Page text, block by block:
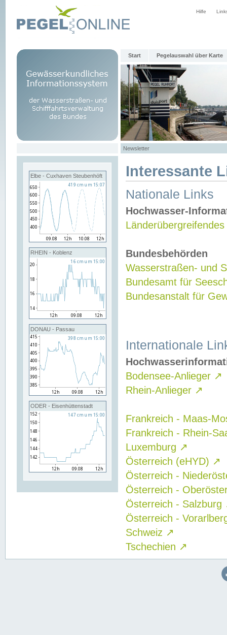
Hilfe
Start Pegelauswahl über Karte
Newsletter
Elbe - Cuxhaven Steubenhöft
RHEIN - Koblenz
DONAU - Passau
ODER - Eisenhüttenstadt
Interessante
Nationale Links
Hochwasser-
Bundesbehörden
Wasserstraßen- und
Bundesamt für
Bundesanstalt für
Internationale
Bodensee-Anlieger ↗
Rhein-Anlieger ↗
Frankreich - Maas-
Frankreich - Rhein-
Luxemburg ↗
Österreich (eHYD) ↗
Österreich -
Österreich -
Österreich - Salzburg
Österreich -
Schweiz ↗
Tschechien ↗